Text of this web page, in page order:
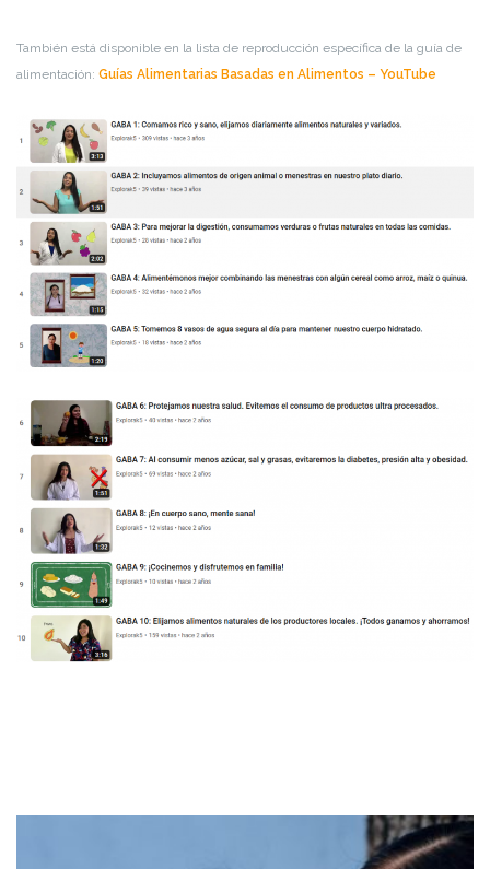
También está disponible en la lista de reproducción específica de la guía de
alimentación: Guías Alimentarias Basadas en Alimentos – YouTube